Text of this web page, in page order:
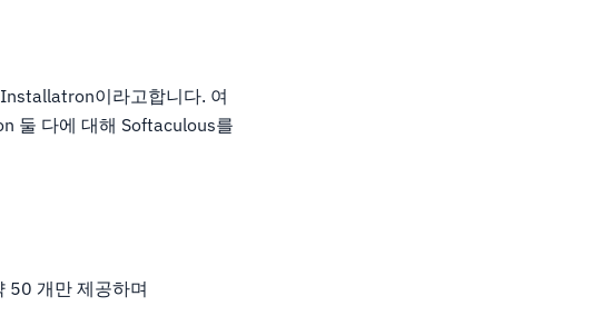
이라고합니다. 여
둘 다에 대해 Softaculous를
50 개만 제공하며